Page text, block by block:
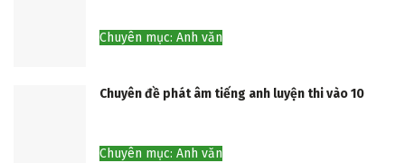
Chuyên mục: Anh văn
Chuyên đề phát âm tiếng anh luyện thi vào 10
Chuyên mục: Anh văn